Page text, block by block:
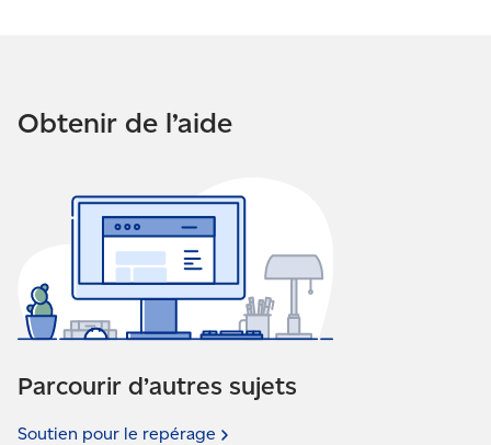
Obtenir de l’aide
Parcourir d’autres sujets
Soutien pour le repérage